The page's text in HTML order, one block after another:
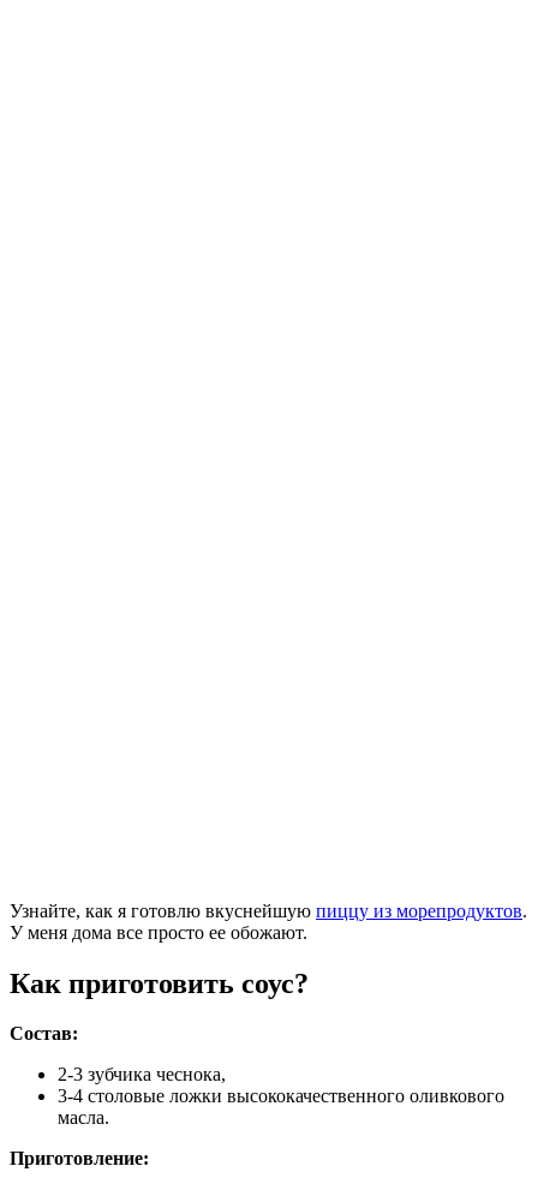
Узнайте, как я готовлю вкуснейшую пиццу из морепродуктов.
У меня дома все просто ее обожают.
Как приготовить соус?
Состав:
2-3 зубчика чеснока,
3-4 столовые ложки высококачественного оливкового
масла.
Приготовление: